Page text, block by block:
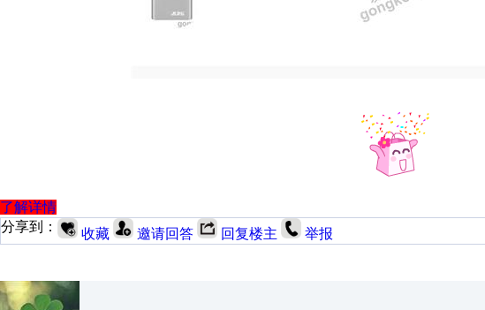
了解详情
分享到：
收藏 邀请回答 回复楼主 举报